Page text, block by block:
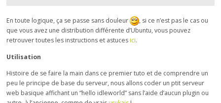
En toute logique, ça se passe sans douleur
, si ce n’est pas le cas ou
que vous avez une distribution différente d’Ubuntu, vous pouvez
retrouver toutes les instructions et astucesici.
Utilisation
Histoire de se faire la main dans ce premier tuto et de comprendre un
peu le principe de base du serveur, nous allons coder un ptit serveur
web basique affichant un “hello idleworld” sans l’aide d’aucun plugin ou